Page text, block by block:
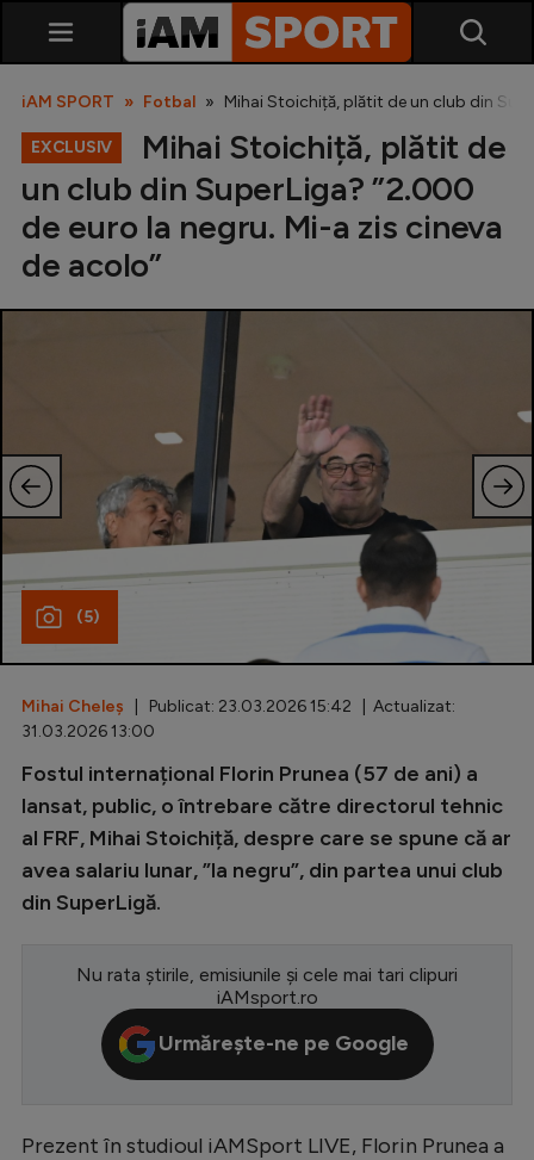
SuperLiga
Cupa României
Echipa Națională
U21
Fotbal feminin
Special
Inedit
Clasamente
Champions League
Europa League
CM 2026
Premier League
LaLiga
Bundesliga
iAM SPORT Fotbal Mihai Stoichiță, plătit de un club din
EXCLUSIV
Mihai Stoichiță, plătit de
un club din SuperLiga? ”2.000
de euro la negru. Mi-a zis cineva
de acolo”
(5)
Mihai Cheleș | Publicat: 23.03.2026 15:42 | Actualizat:
31.03.2026 13:00
Fostul internațional Florin Prunea (57 de ani) a
lansat, public, o întrebare către directorul tehnic
al FRF, Mihai Stoichiță, despre care se spune că ar
avea salariu lunar, ”la negru”, din partea unui club
din SuperLigă.
Nu rata știrile, emisiunile și cele mai tari clipuri
iAMsport.ro
Urmărește-ne pe Google
Prezent în studioul iAMSport LIVE, Florin Prunea a